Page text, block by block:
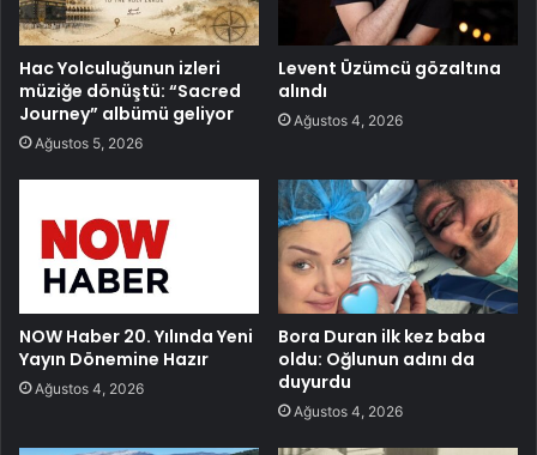
Hac Yolculuğunun izleri
müziğe dönüştü: “Sacred
Journey” albümü geliyor
Ağustos 5, 2026
Levent Üzümcü gözaltına
alındı
Ağustos 4, 2026
NOW Haber 20. Yılında Yeni
Yayın Dönemine Hazır
Ağustos 4, 2026
Bora Duran ilk kez baba
oldu: Oğlunun adını da
duyurdu
Ağustos 4, 2026